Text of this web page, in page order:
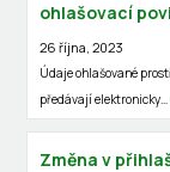
ohlašovací
26 října, 2023
Údaje ohlašované
předávají elektronicky…
Změna v